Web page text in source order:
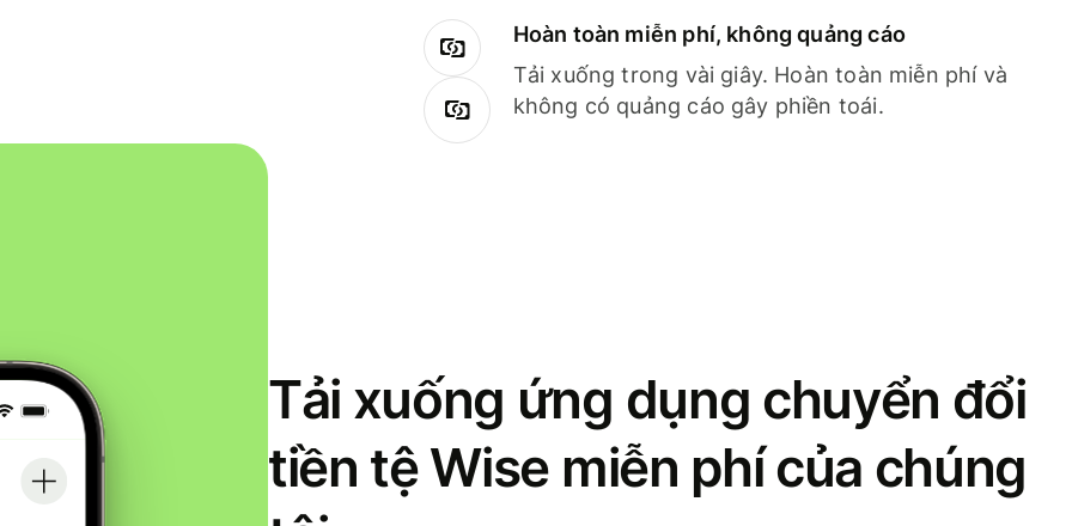
Hoàn toàn miễn phí, không quảng cáo
Tải xuống trong vài giây. Hoàn toàn miễn phí và
không có quảng cáo gây phiền toái.
Tải xuống ứng dụng chuyển đổi
tiền tệ Wise miễn phí của chúng